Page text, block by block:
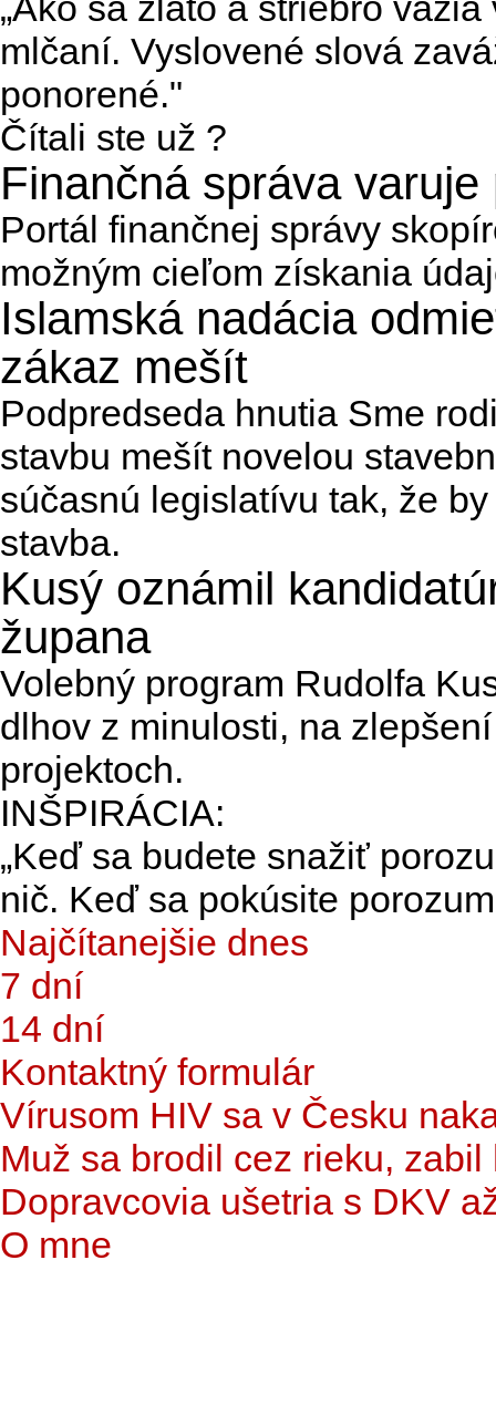
mlčaní. Vyslovené slová
ponorené."
Čítali ste už ?
Finančná správa
Portál finančnej správy
možným cieľom získania
Islamská nadácia
zákaz mešít
Podpredseda hnutia Sme
stavbu mešít novelou
súčasnú legislatívu tak, že
stavba.
Kusý oznámil
župana
Volebný program Rudolfa
dlhov z minulosti, na
projektoch.
INŠPIRÁCIA:
„Keď sa budete snažiť
nič. Keď sa pokúsite
Najčítanejšie dnes
7 dní
14 dní
Kontaktný formulár
Vírusom HIV sa v Česku
Muž sa brodil cez rieku,
Dopravcovia ušetria s DKV
O mne